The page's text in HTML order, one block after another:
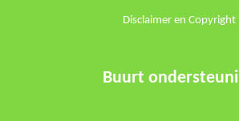
Disclaimer en Copyright
Buurt